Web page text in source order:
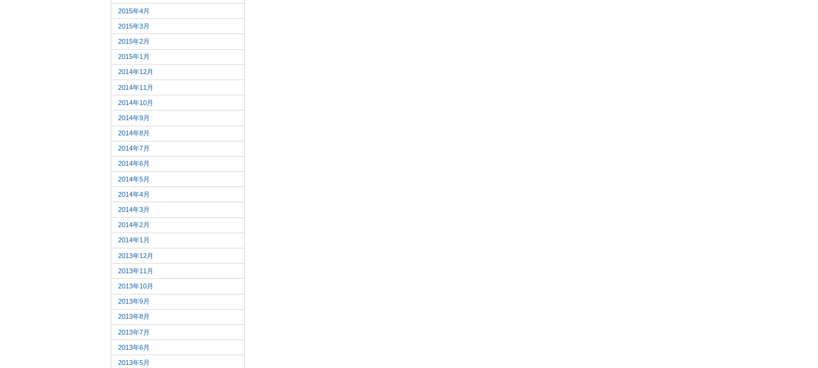
2015年4月
2015年3月
2015年2月
2015年1月
2014年12月
2014年11月
2014年10月
2014年9月
2014年8月
2014年7月
2014年6月
2014年5月
2014年4月
2014年3月
2014年2月
2014年1月
2013年12月
2013年11月
2013年10月
2013年9月
2013年8月
2013年7月
2013年6月
2013年5月